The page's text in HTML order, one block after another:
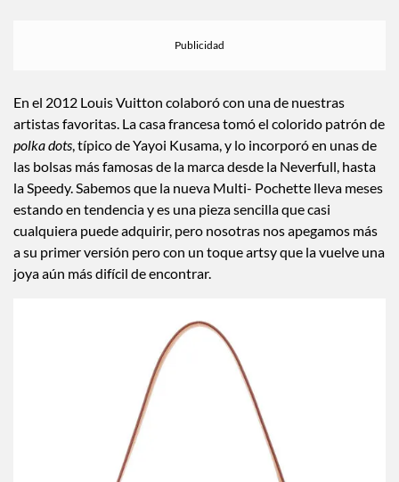
En el 2012 Louis Vuitton colaboró con una de nuestras
artistas favoritas. La casa francesa tomó el colorido patrón de
polka dots, típico de Yayoi Kusama, y lo incorporó en unas de
las bolsas más famosas de la marca desde la Neverfull, hasta
la Speedy. Sabemos que la nueva Multi- Pochette lleva meses
estando en tendencia y es una pieza sencilla que casi
cualquiera puede adquirir, pero nosotras nos apegamos más
a su primer versión pero con un toque artsy que la vuelve una
joya aún más difícil de encontrar.